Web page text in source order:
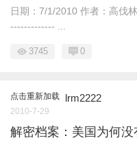
日期：7/1/2010 作者：高伐
------------- ...
3745 0
点击重新加载 lrm2222
2010-7-29
解密档案：美国为何